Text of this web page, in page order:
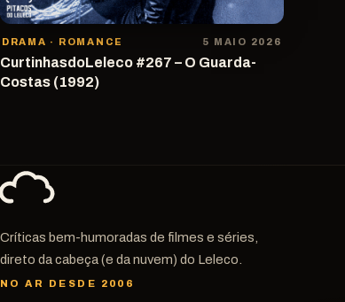
DRAMA · ROMANCE 5 MAIO 2026
CurtinhasdoLeleco #267 – O Guarda-
Costas (1992)
Críticas bem-humoradas de filmes e séries,
direto da cabeça (e da nuvem) do Leleco.
NO AR DESDE 2006